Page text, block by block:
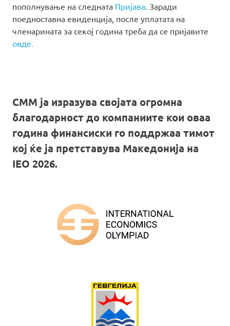
пополнување на следната Пријава . Заради
поедноставна евиденција, после уплатата на
членарината за секој година треба да се пријавите
овде.
СММ ја изразува својата огромна
благодарност до компаниите кои оваа
година финансиски го поддржаа тимот
кој ќе ја претставува Македонија на
IEO 2026.